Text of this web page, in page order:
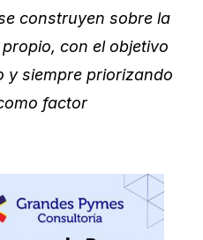
construyen sobre la
con el objetivo
y siempre priorizando
factor